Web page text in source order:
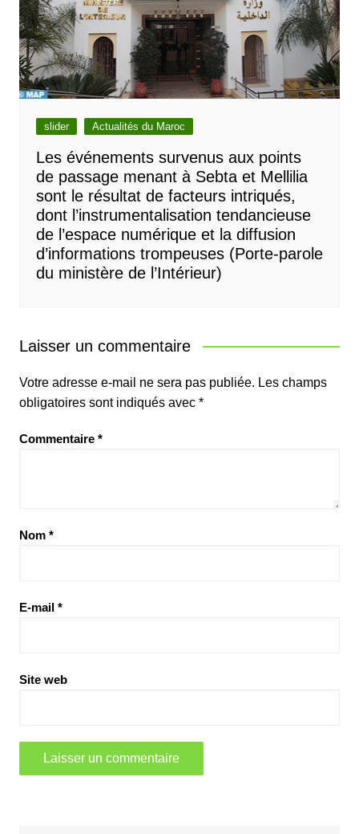
slider Actualités du Maroc
Les événements survenus aux points
de passage menant à Sebta et Mellilia
sont le résultat de facteurs intriqués,
dont l’instrumentalisation tendancieuse
de l’espace numérique et la diffusion
d’informations trompeuses (Porte-parole
du ministère de l’Intérieur)
Laisser un commentaire
Votre adresse e-mail ne sera pas publiée. Les champs
obligatoires sont indiqués avec *
Commentaire *
Nom *
E-mail *
Site web